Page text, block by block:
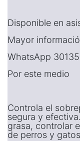
Disponible en
Mayor
WhatsApp
Por este medio
Controla el
segura y
grasa, controlar
de perros y